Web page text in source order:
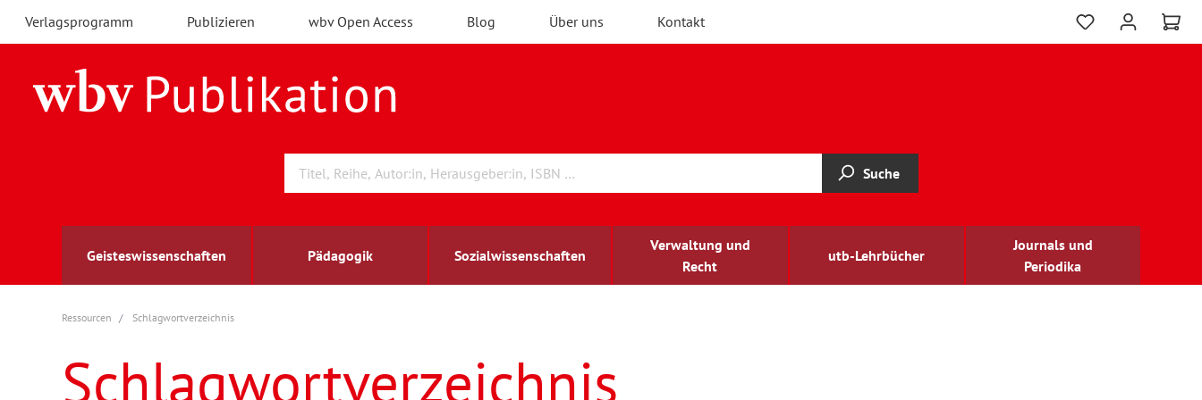
Verlagsprogramm Publizieren wbv Open Access Blog Über uns Kontakt
Suche
Geisteswissenschaften Pädagogik Sozialwissenschaften
Verwaltung und
Recht
utb-Lehrbücher
Journals und
Periodika
Archäologie
Berufs- und Wirtschaftspädagogik
Arbeitsmarktforschung
Außenwirtschaft
berufsbildung
Ressourcen Schlagwortverzeichnis
Schlagwortverzeichnis